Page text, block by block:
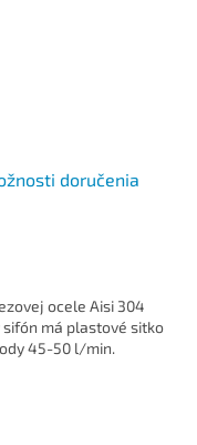
doručenia
ocele Aisi 304
sifón má plastové sitko
45-50 l/min.